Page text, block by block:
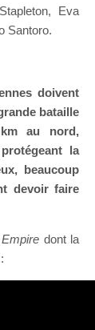
Eva
Santoro.
doivent
bataille
au nord,
la
beaucoup
devoir faire
dont la